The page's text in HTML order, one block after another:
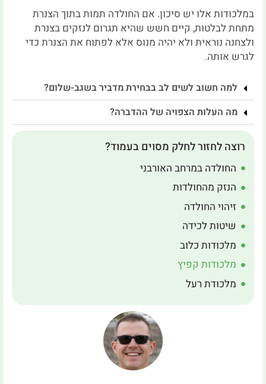
במלכודות אלו יש סיכון. אם החולדה תמות בתוך הצנרת
מתחת לבלטות, קיים חשש שהיא תגרום לנזקים בצנרת
ולצחנה נוראית ולא יהיה מנוס אלא לפתוח את הצנרת כדי
לגרש אותה.
למה חשוב לשים לב בבחירת מדביר בשגב-שלום?
מה העלות הצפויה של ההדברה?
רוצה לחזור לחלק מסוים בעמוד?
החולדה במרחב האורבני
הנזק מהחולדות
זיהוי החולדה
שיטות לכידה
מלכודות כלוב
מלכודות קפיץ
מלכודת רעל